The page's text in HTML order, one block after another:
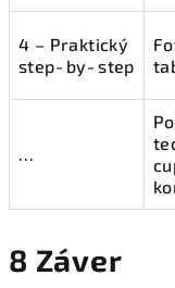
4 – Praktický
step‑by‑step
…
8 Záver